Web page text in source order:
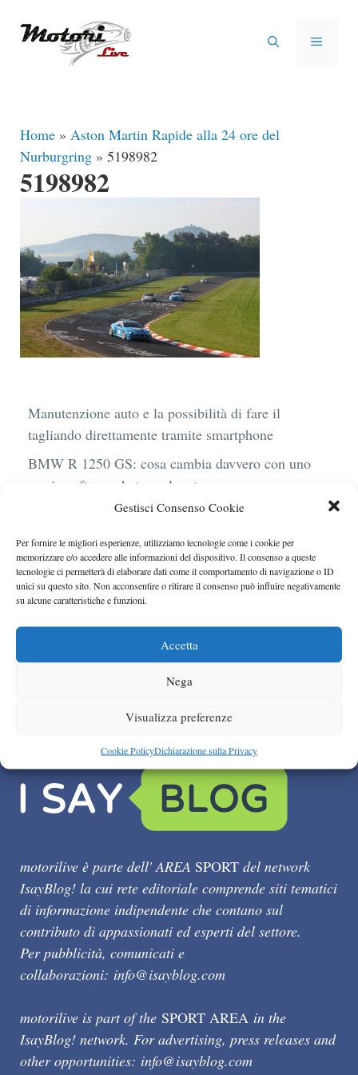
Gestisci Consenso Cookie
Per fornire le migliori esperienze, utilizziamo tecnologie come i cookie per
memorizzare e/o accedere alle informazioni del dispositivo. Il consenso a queste
tecnologie ci permetterà di elaborare dati come il comportamento di navigazione o ID
unici su questo sito. Non acconsentire o ritirare il consenso può influire negativamente
su alcune caratteristiche e funzioni.
Accetta
Nega
Visualizza preferenze
Cookie PolicyDichiarazione sulla Privacy
MENU
Home » Aston Martin Rapide alla 24 ore del
Nurburgring » 5198982
5198982
Manutenzione auto e la possibilità di fare il
tagliando direttamente tramite smartphone
BMW R 1250 GS: cosa cambia davvero con uno
scarico aftermarket omologato
Audi Q4 e-Tron 40 Business elettrica: mobilità
sostenibile, stile, anche con noleggio a lungo
termine
Ufficiale l’arrivo degli stop lampeggianti
obbligatori in Italia
Peugeot
motorilive è parte dell' AREA SPORT del network
IsayBlog! la cui rete editoriale comprende siti tematici
di informazione indipendente che contano sul
contributo di appassionati ed esperti del settore.
Per pubblicità, comunicati e
collaborazioni: info@isayblog.com
motorilive is part of the SPORT AREA in the
IsayBlog! network. For advertising, press releases and
other opportunities: info@isayblog.com